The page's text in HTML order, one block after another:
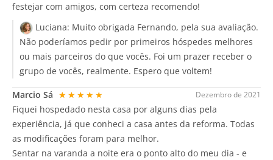
festejar com amigos, com certeza recomendo!
Luciana: Muito obrigada Fernando, pela sua avaliação.
Não poderíamos pedir por primeiros hóspedes melhores
ou mais parceiros do que vocês. Foi um prazer receber o
grupo de vocês, realmente. Espero que voltem!
Dezembro de 2021
Marcio Sá ★★★★★
Fiquei hospedado nesta casa por alguns dias pela
experiência, já que conheci a casa antes da reforma. Todas
as modificações foram para melhor.
Sentar na varanda a noite era o ponto alto do meu dia - e